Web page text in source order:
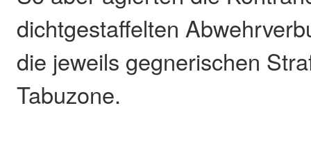
dichtgestaffelten
die jeweils gegnerischen
Tabuzone.